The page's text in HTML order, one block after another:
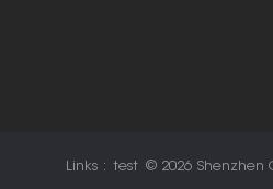
Links : test © 2026 Shenzhen